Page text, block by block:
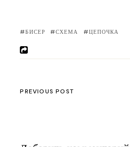
БИСЕР СХЕМА ЦЕПОЧКА
PREVIOUS POST